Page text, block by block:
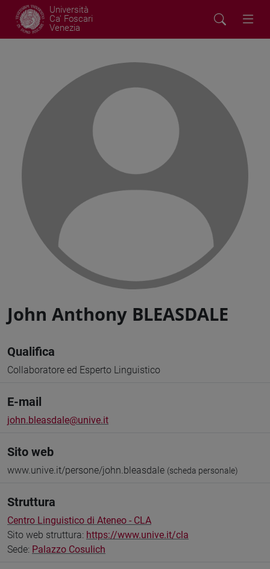
Università
Ca' Foscari
Venezia
John Anthony BLEASDALE
Qualifica
Collaboratore ed Esperto Linguistico
E-mail
john.bleasdale@unive.it
Sito web
www.unive.it/persone/john.bleasdale (scheda personale)
Struttura
Centro Linguistico di Ateneo - CLA
Sito web struttura: https://www.unive.it/cla
Sede: Palazzo Cosulich